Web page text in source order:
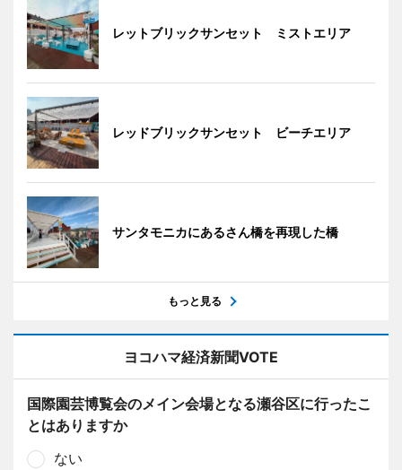
レットブリックサンセット ミストエリア
レッドブリックサンセット ビーチエリア
サンタモニカにあるさん橋を再現した橋
もっと見る
ヨコハマ経済新聞VOTE
国際園芸博覧会のメイン会場となる瀬谷区に行ったこ
とはありますか
ない